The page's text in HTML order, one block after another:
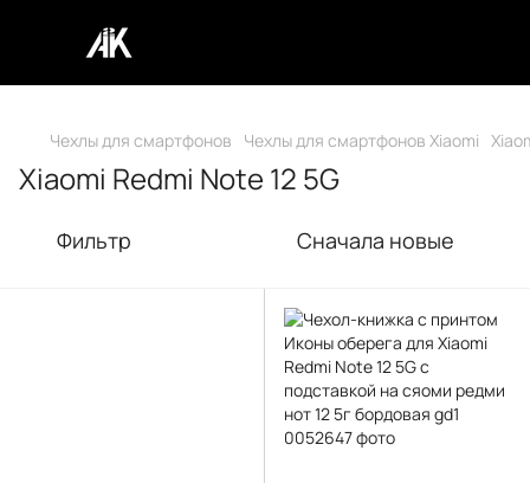
Чехлы для смартфонов Чехлы для смартфонов Xiaomi
Xiaomi Redmi Note 12 5G
Фильтр Сначала новые